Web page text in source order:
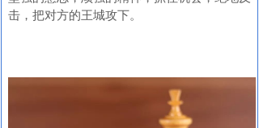
击，把对方的王城攻下。